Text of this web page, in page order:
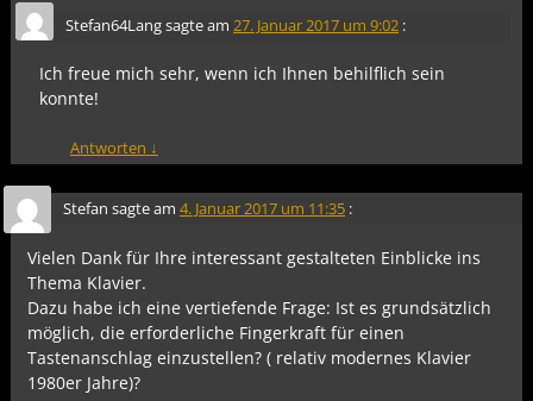
Stefan64Langsagte am 27. Januar 2017 um 9:02 :
Ich freue mich sehr, wenn ich Ihnen behilflich sein
konnte!
Antworten ↓
Stefan sagte am 4. Januar 2017 um 11:35 :
Vielen Dank für Ihre interessant gestalteten Einblicke ins
Thema Klavier.
Dazu habe ich eine vertiefende Frage: Ist es grundsätzlich
möglich, die erforderliche Fingerkraft für einen
Tastenanschlag einzustellen? ( relativ modernes Klavier
1980er Jahre)?